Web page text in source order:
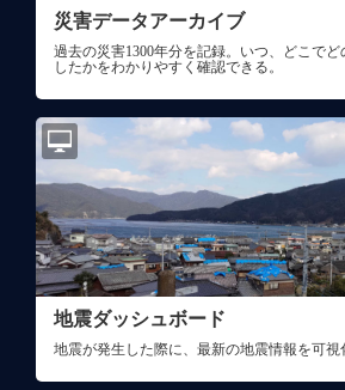
災害データアーカイブ
過去の災害1300年分を記録。いつ、どこで
したかをわかりやすく確認できる。
地震ダッシュボード
地震が発生した際に、最新の地震情報を可視